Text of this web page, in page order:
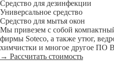
Средство для дезинфекции
Универсальное средство
Средство для мытья окон
Мы привезем с собой
фирмы Soteco, а также утюг,
химчистки и многое другое
→ Рассчитать стоимость